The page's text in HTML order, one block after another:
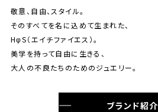
敬意、自由、スタイル。
そのすべてを名に込めて生まれた、
HφS（エイチファイエス）。
美学を持って自由に生きる、
大人の不良たちのためのジュエリー。
ブランド紹介